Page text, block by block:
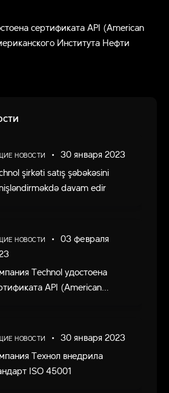
сертификата API (American
Института Нефти
НОВОСТИ
30 января 2023
şirkəti satış şəbəkəsini
davam edir
НОВОСТИ
03 февраля
Technol удостоена
API (American
НОВОСТИ
30 января 2023
Технол внедрила
ISO 45001